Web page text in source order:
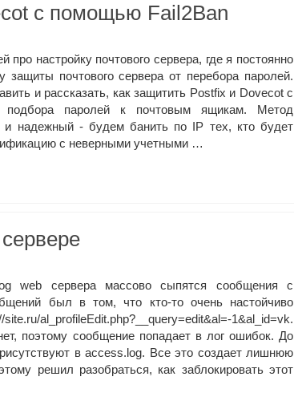
с помощью Fail2Ban
про настройку почтового сервера, где я постоянно
защиты почтового сервера от перебора паролей.
и рассказать, как защитить Postfix и Dovecot с
паролей к почтовым ящикам. Метод
и надежный - будем банить по IP тех, кто будет
с неверными учетными …
web сервера массово сыпятся сообщения с
был в том, что кто-то очень настойчиво
al_profileEdit.php?__query=edit&al=-1&al_id=vk.
поэтому сообщение попадает в лог ошибок. До
в access.log. Все это создает лишнюю
решил разобраться, как заблокировать этот